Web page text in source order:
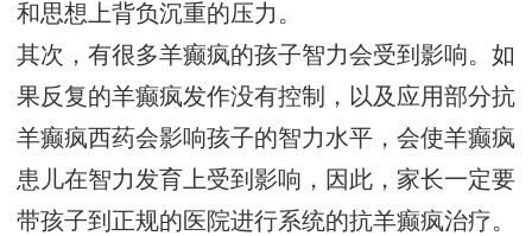
和思想上背负沉重的压力。
其次，有很多羊癫疯的孩子智力会受到影响。如
果反复的羊癫疯发作没有控制，以及应用部分抗
羊癫疯西药会影响孩子的智力水平，会使羊癫疯
患儿在智力发育上受到影响，因此，家长一定要
带孩子到正规的医院进行系统的抗羊癫疯治疗。